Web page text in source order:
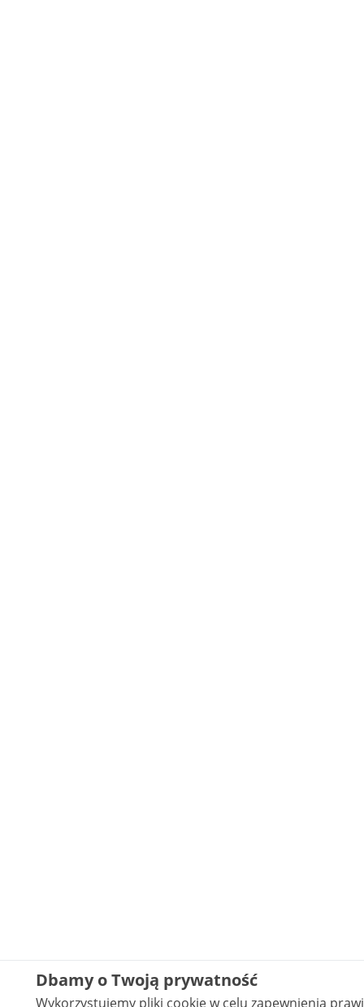
Dbamy o Twoją prywatność
Wykorzystujemy pliki cookie w celu zapewnienia